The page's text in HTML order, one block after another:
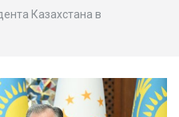
Казахстана в